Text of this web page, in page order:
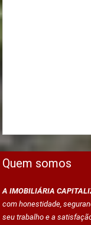
Quem somos
A IMOBILIÁRIA
com honestidade,
seu trabalho e a